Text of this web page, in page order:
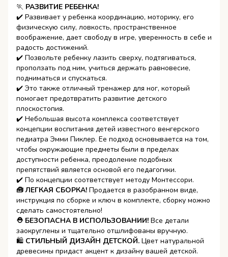
🏃 РАЗВИТИЕ РЕБЕНКА!
✔️ Развивает у ребенка координацию, моторику, его
физическую силу, ловкость, пространственное
воображение, дает свободу в игре, уверенность в себе и
радость достижений.
✔️ Позвольте ребенку лазить сверху, подтягиваться,
проползать под ним, учиться держать равновесие,
подниматься и спускаться.
✔️ Это также отличный тренажер для ног, который
помогает предотвратить развитие детского
плоскостопия.
✔️ Небольшая высота комплекса соответствует
концепции воспитания детей известного венгерского
педиатра Эмми Пиклер. Ее подход основывается на том,
чтобы окружающие предметы были в пределах
доступности ребенка, преодоление подобных
препятствий является основой его педагогики.
✔️ По концепции соответствует методу Монтессори.
🧰 ЛЕГКАЯ СБОРКА! Продается в разобранном виде,
инструкция по сборке и ключ в комплекте, сборку можно
сделать самостоятельно!
⛑ БЕЗОПАСНА В ИСПОЛЬЗОВАНИИ! Все детали
заокруглены и тщательно отшлифованы вручную.
🛍 СТИЛЬНЫЙ ДИЗАЙН ДЕТСКОЙ. Цвет натуральной
древесины придаст акцент к дизайну вашей детской.